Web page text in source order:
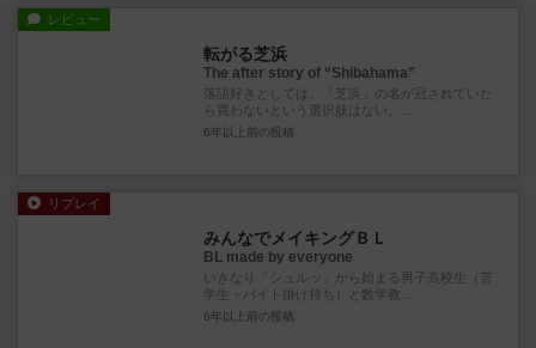
レビュー
転がる芝浜
The after story of “Shibahama”
落語好きとしては、「芝浜」の名が冠されていた
ら買わないという選択肢はない。...
6年以上前 の投稿
リプレイ
みんなでメイキングＢＬ
BL made by everyone
いきなり「シュルッ」から始まる男子高校生（苦
学生・バイト掛け持ち）と数学教...
6年以上前 の投稿